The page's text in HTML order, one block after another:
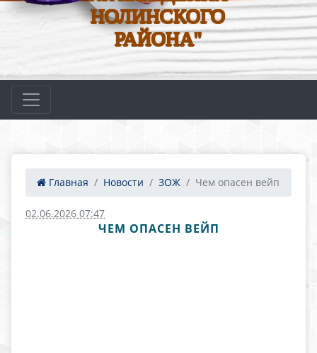
НОЛИНСКОГО
РАЙОНА"
Главная Новости ЗОЖ Чем опасен вейп
02.06.2026 07:47
ЧЕМ ОПАСЕН ВЕЙП